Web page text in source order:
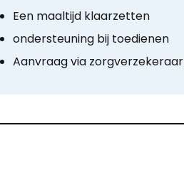
Een maaltijd klaarzetten
ondersteuning bij toedienen
Aanvraag via zorgverzekeraar